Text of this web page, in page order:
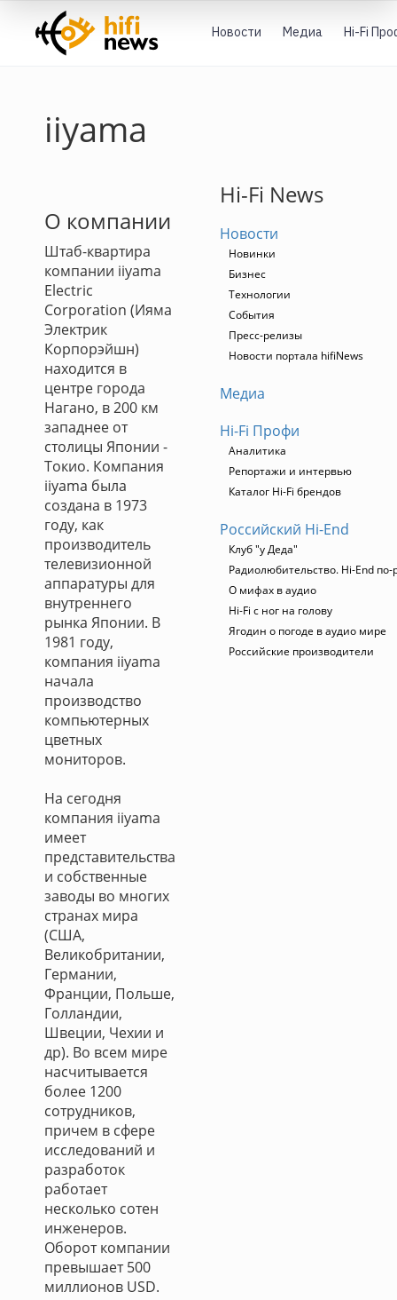
Новости Медиа Hi-Fi
iiyama
О компании
Штаб-квартира
компании iiyama
Electric
Corporation (Ияма
Электрик
Корпорэйшн)
находится в
центре города
Нагано, в 200 км
западнее от
столицы Японии -
Токио. Компания
iiyama была
создана в 1973
году, как
производитель
телевизионной
аппаратуры для
внутреннего
рынка Японии. В
1981 году,
компания iiyama
начала
производство
компьютерных
цветных
мониторов.
На сегодня
компания iiyama
имеет
представительства
и собственные
заводы во многих
странах мира
(США,
Великобритании,
Германии,
Франции, Польше,
Голландии,
Швеции, Чехии и
др). Во всем мире
насчитывается
более 1200
сотрудников,
причем в сфере
исследований и
разработок
работает
несколько сотен
инженеров.
Оборот компании
превышает 500
миллионов USD.
Hi-Fi News
Новости
Новинки
Бизнес
Технологии
События
Пресс-релизы
Новости портала hifiNews
Медиа
Hi-Fi Профи
Аналитика
Репортажи и интервью
Каталог Hi-Fi брендов
Российский Hi-End
Клуб "у Деда"
Радиолюбительство. Hi-End по-
О мифах в аудио
Hi-Fi с ног на голову
Ягодин о погоде в аудио мире
Российские производители